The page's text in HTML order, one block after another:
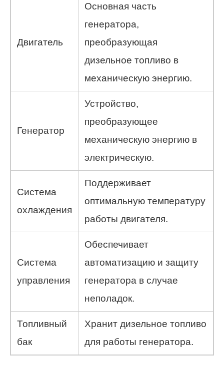
Двигатель
Основная часть
генератора,
преобразующая
дизельное топливо в
механическую энергию.
Генератор
Устройство,
преобразующее
механическую энергию в
электрическую.
Система
охлаждения
Поддерживает
оптимальную температуру
работы двигателя.
Система
управления
Обеспечивает
автоматизацию и защиту
генератора в случае
неполадок.
Топливный
бак
Хранит дизельное топливо
для работы генератора.